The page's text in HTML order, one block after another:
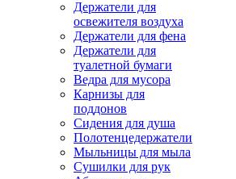
Держатели для
освежителя воздуха
Держатели для фена
Держатели для
туалетной бумаги
Ведра для мусора
Карнизы для
поддонов
Сидения для душа
Полотенцедержатели
Мыльницы для мыла
Сушилки для рук